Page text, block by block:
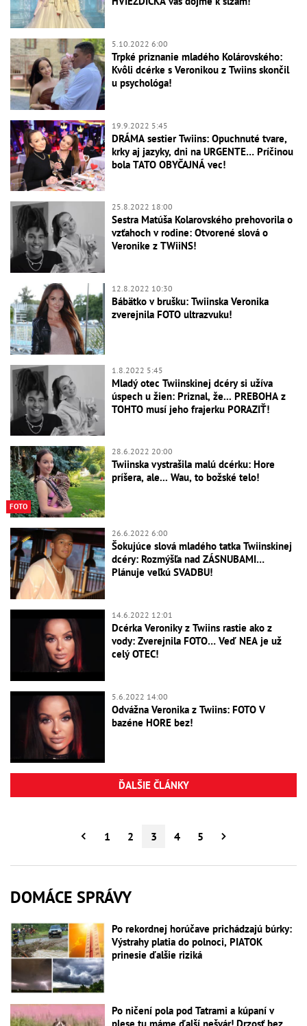
5.10.2022 6:00
Trpké priznanie mladého Kolárovského:
Kvôli dcérke s Veronikou z Twiins skončil
u psychológa!
19.9.2022 5:45
DRÁMA sestier Twiins: Opuchnuté tvare,
krky aj jazyky, dni na URGENTE… Príčinou
bola TATO OBYČAJNÁ vec!
25.8.2022 18:00
Sestra Matúša Kolarovského prehovorila o
vzťahoch v rodine: Otvorené slová o
Veronike z TWiiNS!
12.8.2022 10:30
Bábätko v brušku: Twiinska Veronika
zverejnila FOTO ultrazvuku!
1.8.2022 5:45
Mladý otec Twiinskinej dcéry si užíva
úspech u žien: Priznal, že... PREBOHA z
TOHTO musí jeho frajerku PORAZIŤ!
FOTO
28.6.2022 20:00
Twiinska vystrašila malú dcérku: Hore
príšera, ale... Wau, to božské telo!
26.6.2022 6:00
Šokujúce slová mladého tatka Twiinskinej
dcéry: Rozmýšľa nad ZÁSNUBAMI…
Plánuje veľkú SVADBU!
14.6.2022 12:01
Dcérka Veroniky z Twiins rastie ako z
vody: Zverejnila FOTO… Veď NEA je už
celý OTEC!
5.6.2022 14:00
Odvážna Veronika z Twiins: FOTO V
bazéne HORE bez!
ĎALŠIE ČLÁNKY
1 2 3 4 5
DOMÁCE SPRÁVY
Po rekordnej horúčave prichádzajú búrky:
Výstrahy platia do polnoci, PIATOK
prinesie ďalšie riziká
Po ničení pola pod Tatrami a kúpaní v